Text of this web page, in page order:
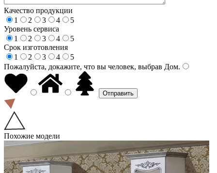
Качество продукции
1
2 3 4
5
Уровень сервиса
1
2 3 4
5
Срок изготовления
1
2 3 4
5
Пожалуйста, докажите, что вы человек, выбрав Дом.
Похожие модели